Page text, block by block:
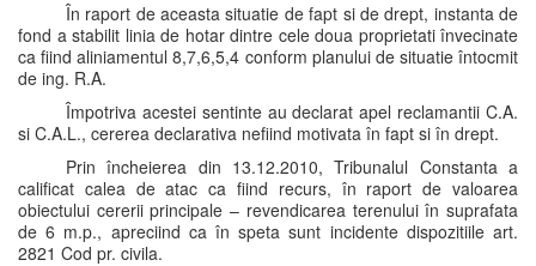
În raport de aceasta situatie de fapt si de drept, instanta de
fond a stabilit linia de hotar dintre cele doua proprietati învecinate
ca fiind aliniamentul 8,7,6,5,4 conform planului de situatie întocmit
de ing. R.A.
Împotriva acestei sentinte au declarat apel reclamantii C.A.
si C.A.L., cererea declarativa nefiind motivata în fapt si în drept.
Prin încheierea din 13.12.2010, Tribunalul Constanta a
calificat calea de atac ca fiind recurs, în raport de valoarea
obiectului cererii principale – revendicarea terenului în suprafata
de 6 m.p., apreciind ca în speta sunt incidente dispozitiile art.
2821 Cod pr. civila.